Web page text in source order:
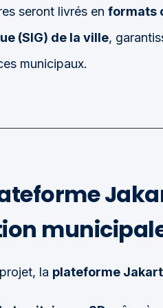
seront livrés en formats
(SIG) de la ville,
municipaux.
la plateforme